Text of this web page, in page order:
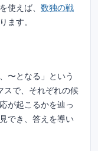
使えば、 数独の戦
ます。
〜となる」という
スで、それぞれの候
が起こるかを辿っ
でき、答えを導い